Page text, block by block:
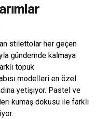
stilettolar her geçen
gündemde kalmaya
topuk
modelleri en özel
yetişiyor. Pastel ve
kumaş dokusu ile farklı